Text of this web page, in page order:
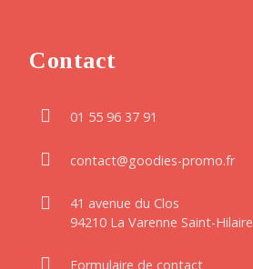
Contact
01 55 96 37 91
contact@goodies-promo.fr
41 avenue du Clos
94210 La Varenne Saint-Hilaire
Formulaire de contact